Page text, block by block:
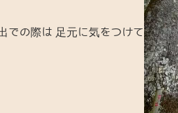
での際は 足元に気をつけて